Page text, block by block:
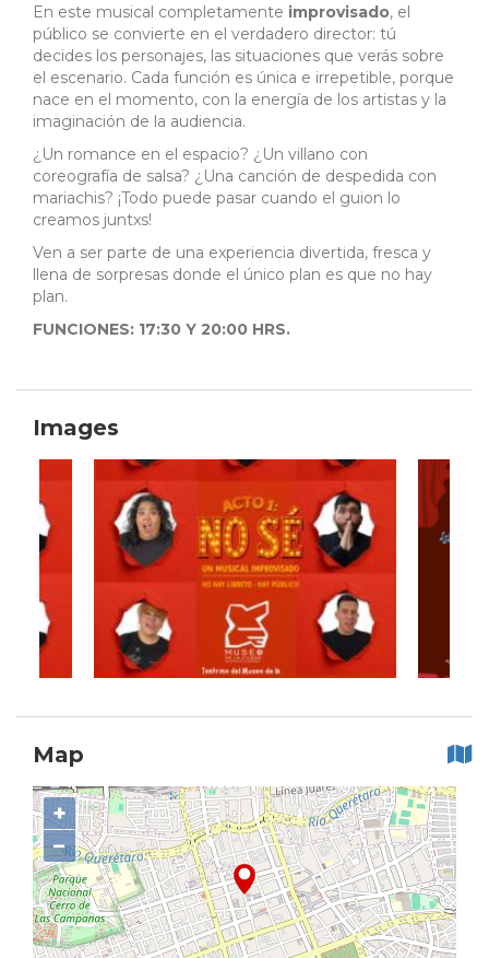
En este musical completamente improvisado, el
público se convierte en el verdadero director: tú
decides los personajes, las situaciones que verás sobre
el escenario. Cada función es única e irrepetible, porque
nace en el momento, con la energía de los artistas y la
imaginación de la audiencia.
¿Un romance en el espacio? ¿Un villano con
coreografía de salsa? ¿Una canción de despedida con
mariachis? ¡Todo puede pasar cuando el guion lo
creamos juntxs!
Ven a ser parte de una experiencia divertida, fresca y
llena de sorpresas donde el único plan es que no hay
plan.
FUNCIONES: 17:30 Y 20:00 HRS.
Images
Map
+
−